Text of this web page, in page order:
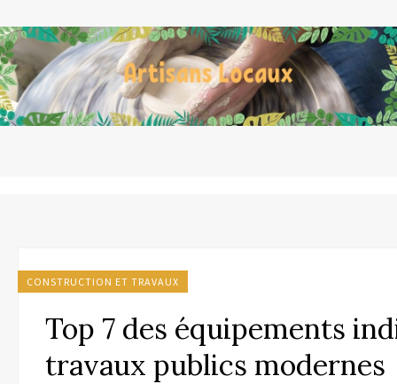
CONSTRUCTION ET TRAVAUX
Top 7 des équipements
travaux publics modernes